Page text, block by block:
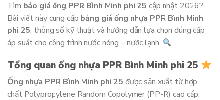
Tìm báo giá ống PPR Bình Minh phi 25 cập nhật 2026?
Bài viết này cung cấp bảng giá ống nhựa PPR Bình Minh
phi 25, thông số kỹ thuật và hướng dẫn lựa chọn đúng cấp
áp suất cho công trình nước nóng – nước lạnh.
Tổng quan ống nhựa PPR Bình Minh phi 25
Ống nhựa PPR Bình Minh phi 25 được sản xuất từ hợp
chất Polypropylene Random Copolymer (PP-R) cao cấp,